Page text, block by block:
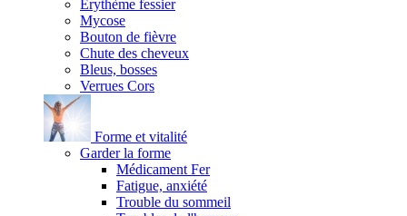
Erythème fessier
Mycose
Bouton de fièvre
Chute des cheveux
Bleus, bosses
Verrues Cors
Forme et vitalité
Garder la forme
Médicament Fer
Fatigue, anxiété
Trouble du sommeil